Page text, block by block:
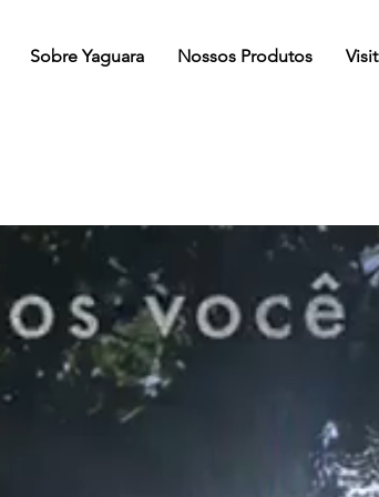
Sobre Yaguara Nossos Produtos